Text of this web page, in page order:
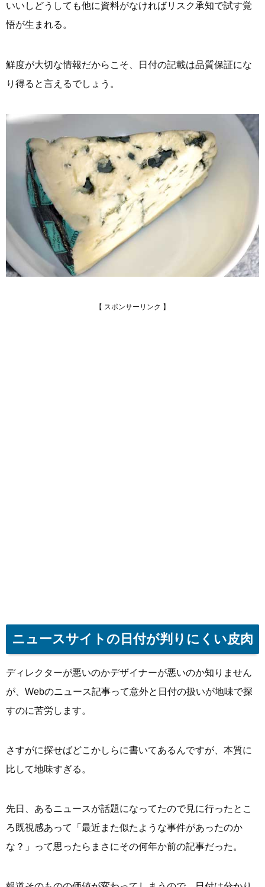
いいしどうしても他に資料がなければリスク承知で試す覚
悟が生まれる。
鮮度が大切な情報だからこそ、日付の記載は品質保証にな
り得ると言えるでしょう。
ニュースサイトの日付が判りにくい皮肉
ディレクターが悪いのかデザイナーが悪いのか知りません
が、Webのニュース記事って意外と日付の扱いが地味で探
すのに苦労します。
さすがに探せばどこかしらに書いてあるんですが、本質に
比して地味すぎる。
先日、あるニュースが話題になってたので見に行ったとこ
ろ既視感あって「最近また似たような事件があったのか
な？」って思ったらまさにその何年か前の記事だった。